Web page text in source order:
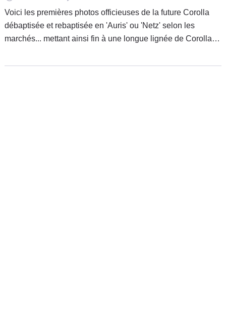
Voici les premières photos officieuses de la future Corolla
débaptisée et rebaptisée en 'Auris' ou 'Netz' selon les
marchés... mettant ainsi fin à une longue lignée de Corolla